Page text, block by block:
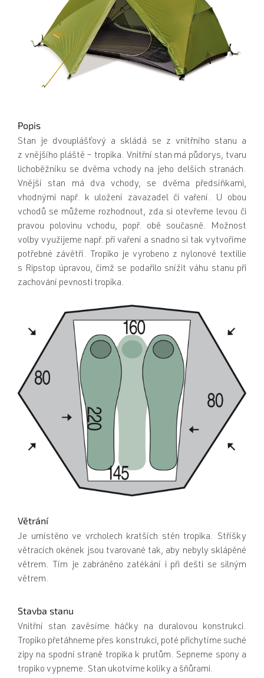
Popis
Stan je dvouplášťový a skládá se z vnitřního stanu a
z vnějšího pláště – tropika. Vnitřní stan má půdorys, tvaru
lichoběžníku se dvěma vchody na jeho delších stranách.
Vnější stan má dva vchody, se dvěma předsíňkami,
vhodnými např. k uložení zavazadel či vaření. U obou
vchodů se můžeme rozhodnout, zda si otevřeme levou či
pravou polovinu vchodu, popř. obě současně. Možnost
volby využijeme např. při vaření a snadno si tak vytvoříme
potřebné závětří. Tropiko je vyrobeno z nylonové textilie
s Ripstop úpravou, čímž se podařilo snížit váhu stanu při
zachování pevnosti tropika.
Větrání
Je umístěno ve vrcholech kratších stěn tropika. Stříšky
větracích okének jsou tvarované tak, aby nebyly sklápěné
větrem. Tím je zabráněno zatékání i při dešti se silným
větrem.
Stavba stanu
Vnitřní stan zavěsíme háčky na duralovou konstrukci.
Tropiko přetáhneme přes konstrukci, poté přichytíme suché
zipy na spodní straně tropika k prutům. Sepneme spony a
tropiko vypneme. Stan ukotvíme kolíky a šňůrami.